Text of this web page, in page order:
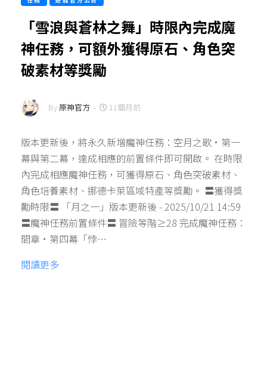
「雪浪與蒼林之舞」時限內完成魔
神任務，可額外獲得原石、角色突
破素材等獎勵
By原神官方 - 11個月前
版本更新後，將永久新增魔神任務：空月之歌·第一
幕與第二幕，達成相應的前置條件即可開啟。 在時限
內完成相應魔神任務，可獲得原石、角色突破素材、
角色培養素材、挪德卡萊區域特產等獎勵。 〓獲得獎
勵時限〓 「月之一」版本更新後 - 2025/10/21 14:59
〓魔神任務前置條件〓 冒險等階≥28 完成魔神任務：
間章·第四幕「悖…
閱讀更多